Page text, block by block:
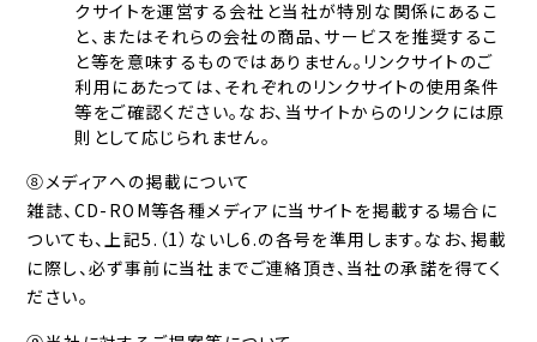
クサイトを運営する会社と当社が特別な関係にあるこ
と、またはそれらの会社の商品、サービスを推奨するこ
と等を意味するものではありません。リンクサイトのご
利用にあたっては、それぞれのリンクサイトの使用条件
等をご確認ください。なお、当サイトからのリンクには原
則として応じられません。
⑧メディアへの掲載について
雑誌、CD-ROM等各種メディアに当サイトを掲載する場合に
ついても、上記5.（1）ないし6.の各号を準用します。なお、掲載
に際し、必ず事前に当社までご連絡頂き、当社の承諾を得てく
ださい。